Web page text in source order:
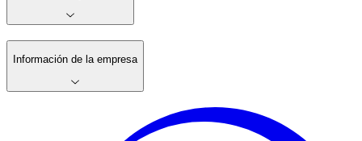
Información de la empresa